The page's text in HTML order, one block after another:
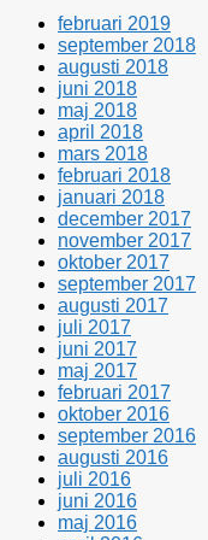
februari 2019
september 2018
augusti 2018
juni 2018
maj 2018
april 2018
mars 2018
februari 2018
januari 2018
december 2017
november 2017
oktober 2017
september 2017
augusti 2017
juli 2017
juni 2017
maj 2017
februari 2017
oktober 2016
september 2016
augusti 2016
juli 2016
juni 2016
maj 2016